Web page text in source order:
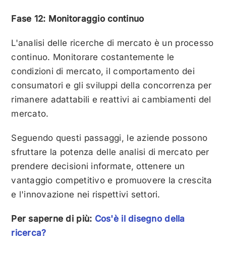
Fase 12: Monitoraggio continuo
L'analisi delle ricerche di mercato è un processo
continuo. Monitorare costantemente le
condizioni di mercato, il comportamento dei
consumatori e gli sviluppi della concorrenza per
rimanere adattabili e reattivi ai cambiamenti del
mercato.
Seguendo questi passaggi, le aziende possono
sfruttare la potenza delle analisi di mercato per
prendere decisioni informate, ottenere un
vantaggio competitivo e promuovere la crescita
e l'innovazione nei rispettivi settori.
Per saperne di più: Cos'è il disegno della
ricerca?